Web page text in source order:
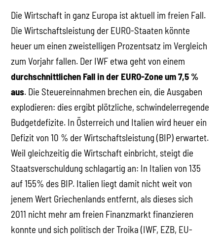
Die Wirtschaft in ganz Europa ist aktuell im freien Fall.
Die Wirtschaftsleistung der EURO-Staaten könnte
heuer um einen zweistelligen Prozentsatz im Vergleich
zum Vorjahr fallen. Der IWF etwa geht von einem
durchschnittlichen Fall in der EURO-Zone um 7,5 %
aus. Die Steuereinnahmen brechen ein, die Ausgaben
explodieren: dies ergibt plötzliche, schwindelerregende
Budgetdefizite. In Österreich und Italien wird heuer ein
Defizit von 10 % der Wirtschaftsleistung (BIP) erwartet.
Weil gleichzeitig die Wirtschaft einbricht, steigt die
Staatsverschuldung schlagartig an: In Italien von 135
auf 155% des BIP. Italien liegt damit nicht weit von
jenem Wert Griechenlands entfernt, als dieses sich
2011 nicht mehr am freien Finanzmarkt finanzieren
konnte und sich politisch der Troika (IWF, EZB, EU-